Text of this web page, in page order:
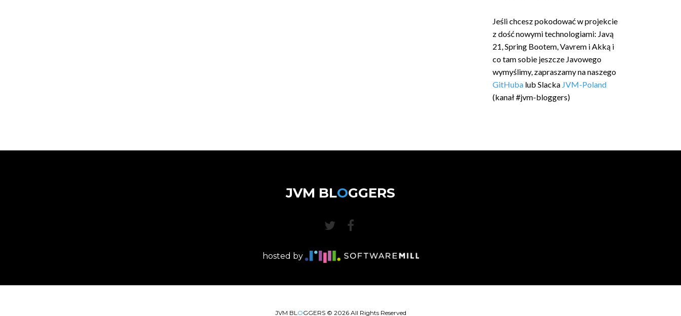
Jeśli chcesz pokodować w projekcie
z dość nowymi technologiami: Javą
21, Spring Bootem, Vavrem i Akką i
co tam sobie jeszcze Javowego
wymyślimy, zapraszamy na naszego
GitHuba lub Slacka JVM-Poland
(kanał #jvm-bloggers)
JVM BLOGGERS
hosted by
JVM BLOGGERS © 2026All Rights Reserved